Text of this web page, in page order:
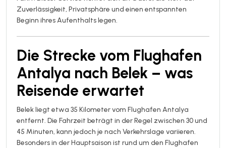
Zuverlässigkeit, Privatsphäre und einen entspannten
Beginn ihres Aufenthalts legen.
Die Strecke vom Flughafen
Antalya nach Belek – was
Reisende erwartet
Belek liegt etwa 35 Kilometer vom Flughafen Antalya
entfernt. Die Fahrzeit beträgt in der Regel zwischen 30 und
45 Minuten, kann jedoch je nach Verkehrslage variieren.
Besonders in der Hauptsaison ist rund um den Flughafen